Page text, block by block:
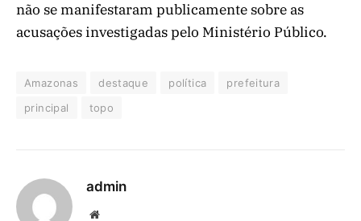
não se manifestaram publicamente sobre as
acusações investigadas pelo Ministério Público.
Amazonas destaque política
prefeitura
principal
topo
admin
Website